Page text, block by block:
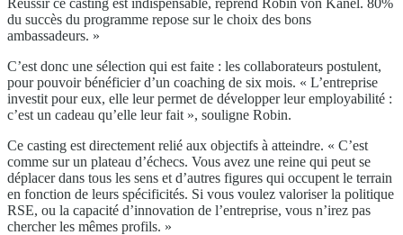
du succès du programme repose sur le choix des bons
ambassadeurs. »
C’est donc une sélection qui est faite : les collaborateurs postulent,
pour pouvoir bénéficier d’un coaching de six mois. « L’entreprise
investit pour eux, elle leur permet de développer leur employabilité :
c’est un cadeau qu’elle leur fait », souligne Robin.
Ce casting est directement relié aux objectifs à atteindre. « C’est
comme sur un plateau d’échecs. Vous avez une reine qui peut se
déplacer dans tous les sens et d’autres figures qui occupent le terrain
en fonction de leurs spécificités. Si vous voulez valoriser la politique
RSE, ou la capacité d’innovation de l’entreprise, vous n’irez pas
chercher les mêmes profils. »